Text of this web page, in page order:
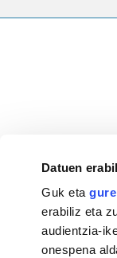
Datuen
Guk eta
erabiliz eta
audientzia-
onespena